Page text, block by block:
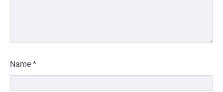
Name *